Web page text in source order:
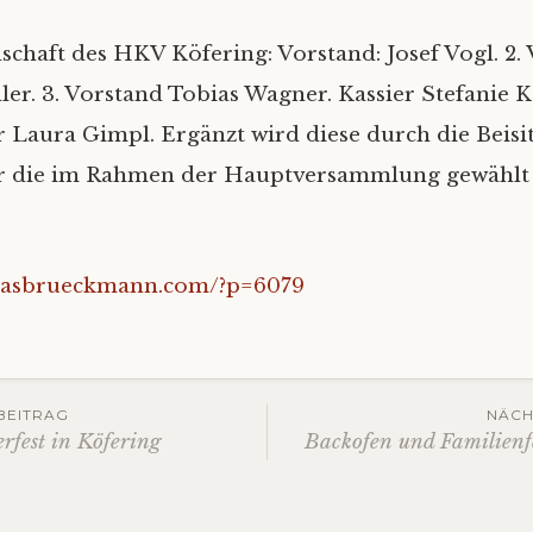
des HKV Köfering: Vorstand: Josef Vogl. 2.
3. Vorstand Tobias Wagner. Kassier Stefanie
Gimpl. Ergänzt wird diese durch die
die im Rahmen der Hauptversammlung
?p=6079
in Köfering Backofen und